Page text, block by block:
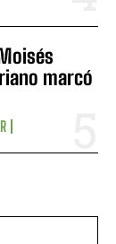
marcó